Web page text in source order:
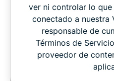
ver ni controlar lo
conectado a nuestra
responsable de
Términos de
proveedor de